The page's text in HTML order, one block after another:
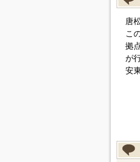
唐
こ
拠
が
安